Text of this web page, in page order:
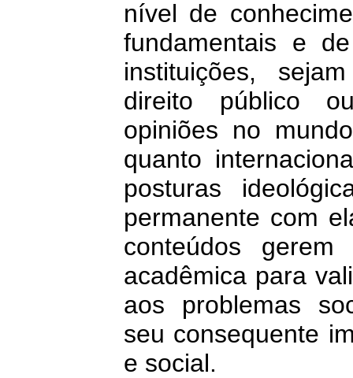
nível de
fundamentais e
instituições,
direito público
opiniões no
quanto
posturas
permanente com
conteúdos
acadêmica para
aos problemas
seu consequente
e social.